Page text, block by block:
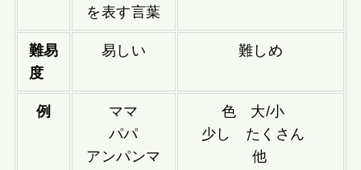
を表す言葉
難易
度
易しい 難しめ
例
ママ
パパ
アンパンマ
色 大/小
少し たくさん
他